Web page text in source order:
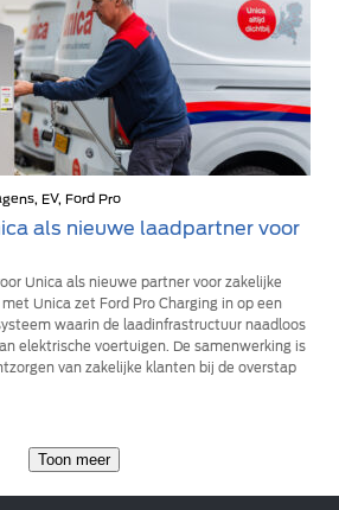
EV, Ford Pro
als nieuwe laadpartner voor
Unica als nieuwe partner voor zakelijke
Unica zet Ford Pro Charging in op een
waarin de laadinfrastructuur naadloos
elektrische voertuigen. De samenwerking is
van zakelijke klanten bij de overstap
Toon meer